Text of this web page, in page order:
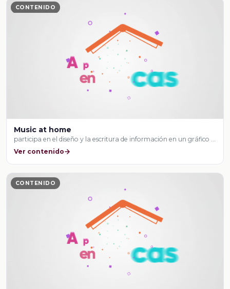
CONTENIDO
Music at home
participa en el diseño y la escritura de información en un gráfico …
Ver contenido
CONTENIDO